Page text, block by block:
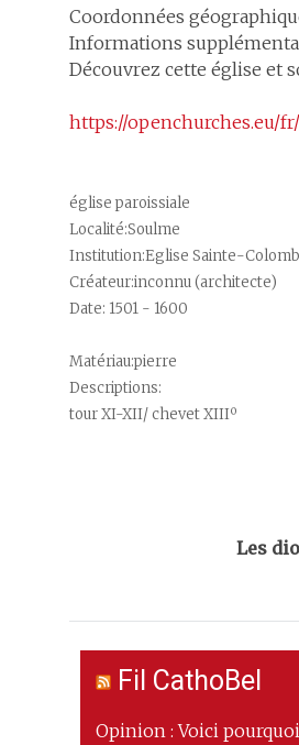
Coordonnées géographique
Informations
Découvrez cette église et
https://openchurches.eu/
église paroissiale
Localité:Soulme
Institution:Eglise Sainte-
Créateur:inconnu (architecte)
Date: 1501 - 1600
Matériau:pierre
Descriptions:
tour XI-XII/ chevet XIIIº
Les
Fil CathoBel
Opinion : Voici pourquoi